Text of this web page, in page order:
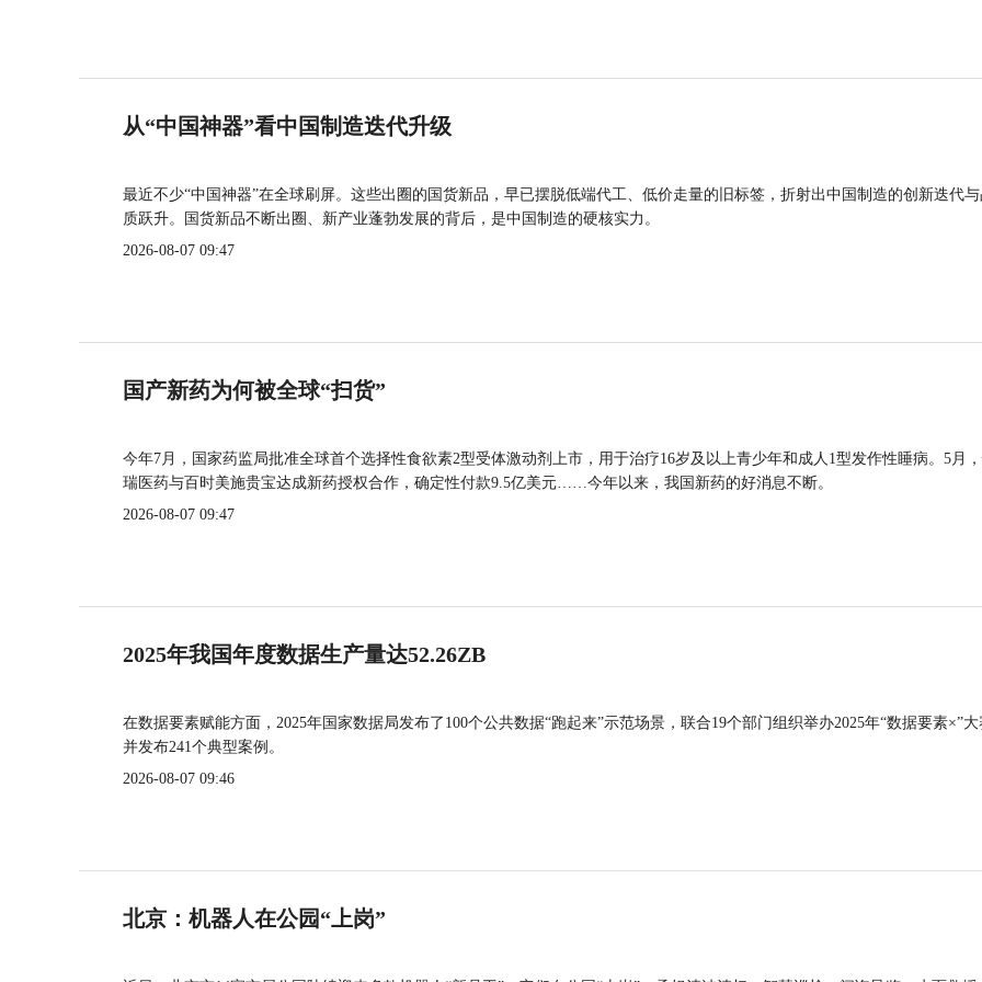
从“中国神器”看中国制造迭代升级
最近不少“中国神器”在全球刷屏。这些出圈的国货新品，早已摆脱低端代工、低价走量的旧标签，折射出中国制造的创新迭代
质跃升。国货新品不断出圈、新产业蓬勃发展的背后，是中国制造的硬核实力。
2026-08-07 09:47
国产新药为何被全球“扫货”
今年7月，国家药监局批准全球首个选择性食欲素2型受体激动剂上市，用于治疗16岁及以上青少年和成人1型发作性睡病。5月
瑞医药与百时美施贵宝达成新药授权合作，确定性付款9.5亿美元……今年以来，我国新药的好消息不断。
2026-08-07 09:47
2025年我国年度数据生产量达52.26ZB
在数据要素赋能方面，2025年国家数据局发布了100个公共数据“跑起来”示范场景，联合19个部门组织举办2025年“数据要素×”大
并发布241个典型案例。
2026-08-07 09:46
北京：机器人在公园“上岗”